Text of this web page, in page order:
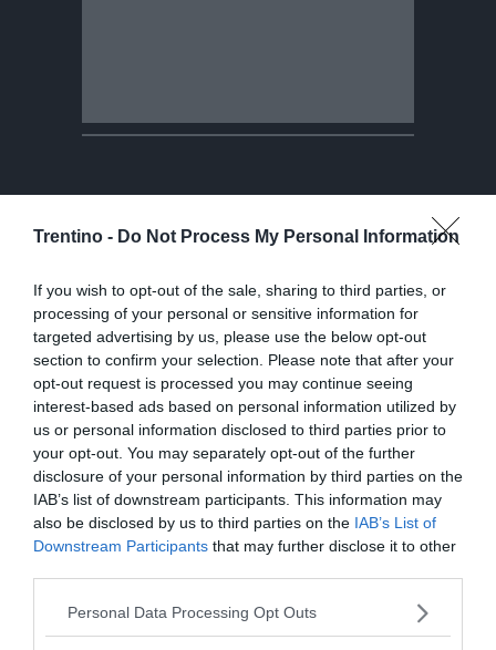
Trentino - Do Not Process My Personal Information
If you wish to opt-out of the sale, sharing to third parties, or
processing of your personal or sensitive information for
targeted advertising by us, please use the below opt-out
section to confirm your selection. Please note that after your
opt-out request is processed you may continue seeing
interest-based ads based on personal information utilized by
us or personal information disclosed to third parties prior to
your opt-out. You may separately opt-out of the further
disclosure of your personal information by third parties on the
IAB’s list of downstream participants. This information may
also be disclosed by us to third parties on the IAB’s List of
Downstream Participants that may further disclose it to other
Personal Data Processing Opt Outs
I dati, afferma Paolo Pastore, direttore generale
di Fairtrade Italia, «parlano di un'Italia coinvolta
responsabilità, Fairtrade rappresenta un sistema
capace di coniugare rigore e impatto reale».
Come noto, una realtà diversa e
protagonista del commercio equo e
solidale, che è sul campo con il proprio
circuito di negozi e la propria filiera
diretta di prodotti, è Altromercato.
Anche Altromercato ha partecipato al World Fair
Trade Day, il 9 maggio scorso, e qui ha lanciato
una nuova campagna di sensibilizzazione
chiamata"Io.Equo": l'obiettivo è far conoscere il